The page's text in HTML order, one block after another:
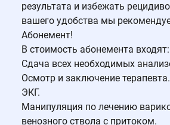
результата и избежать
вашего удобства мы
Абонемент!
В стоимость абонемента входят:
Сдача всех необходимых
Осмотр и заключение терапевта.
ЭКГ.
Манипуляция по лечению
венозного ствола с притоком.